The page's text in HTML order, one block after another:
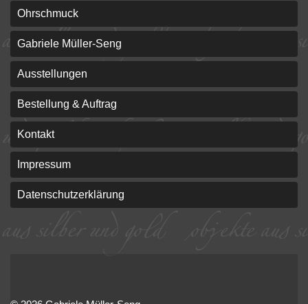
Ohrschmuck
Gabriele Müller-Seng
Ausstellungen
Bestellung & Auftrag
Kontakt
Impressum
Datenschutzerklärung